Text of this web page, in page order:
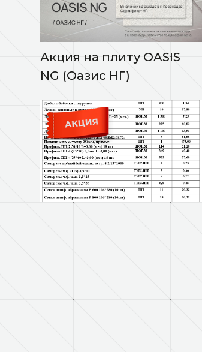
Акция на плиту OASIS
NG (Оазис НГ)